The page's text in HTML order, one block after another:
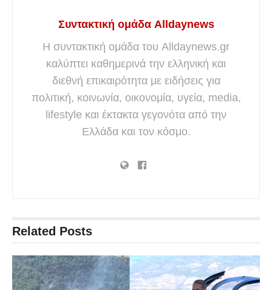
Συντακτική ομάδα Alldaynews
Η συντακτική ομάδα του Alldaynews.gr
καλύπτει καθημερινά την ελληνική και
διεθνή επικαιρότητα με ειδήσεις για
πολιτική, κοινωνία, οικονομία, υγεία, media,
lifestyle και έκτακτα γεγονότα από την
Ελλάδα και τον κόσμο.
Related Posts